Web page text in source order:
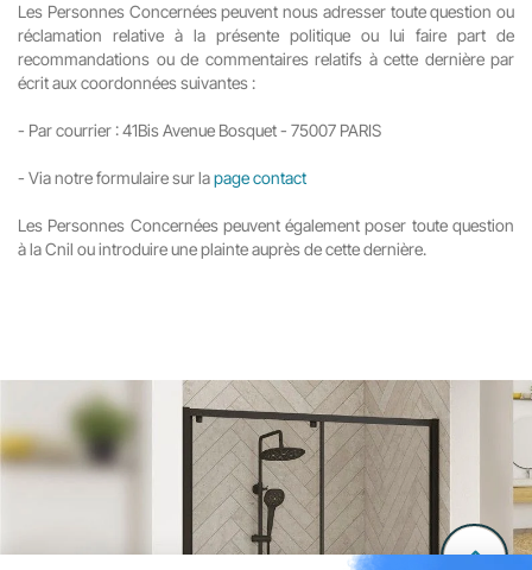
Les Personnes Concernées peuvent nous adresser toute question ou
réclamation relative à la présente politique ou lui faire part de
recommandations ou de commentaires relatifs à cette dernière par
écrit aux coordonnées suivantes :
- Par courrier : 41Bis Avenue Bosquet - 75007 PARIS
- Via notre formulaire sur lapage contact
Les Personnes Concernées peuvent également poser toute question
à la Cnil ou introduire une plainte auprès de cette dernière.